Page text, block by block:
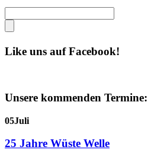
Like uns auf Facebook!
Unsere kommenden Termine:
05Juli
25 Jahre Wüste Welle